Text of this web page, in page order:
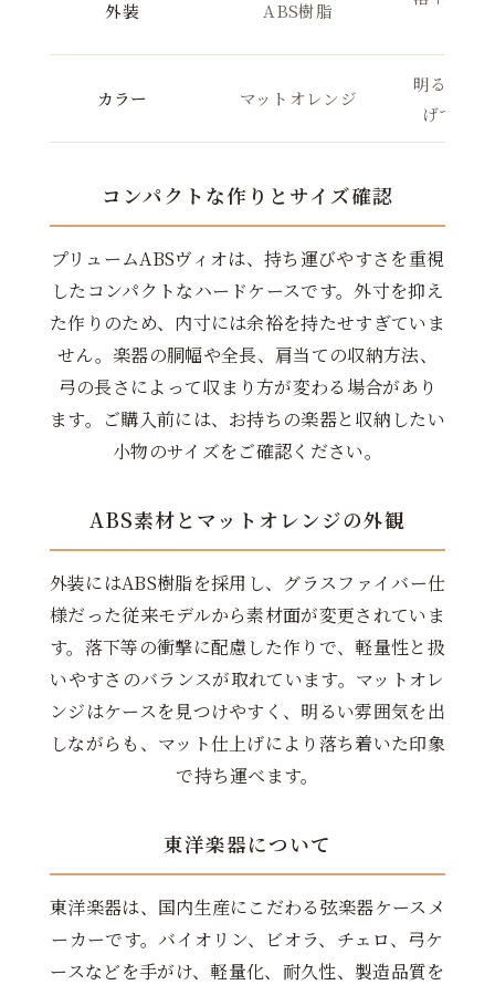
外装 ABS樹脂
カラー マットオレンジ
明るい印
げで派
コンパクトな作りとサイズ確認
プリュームABSヴィオは、持ち運びやすさを重視
したコンパクトなハードケースです。外寸を抑え
た作りのため、内寸には余裕を持たせすぎていま
せん。楽器の胴幅や全長、肩当ての収納方法、
弓の長さによって収まり方が変わる場合があり
ます。ご購入前には、お持ちの楽器と収納したい
小物のサイズをご確認ください。
ABS素材とマットオレンジの外観
外装にはABS樹脂を採用し、グラスファイバー仕
様だった従来モデルから素材面が変更されていま
す。落下等の衝撃に配慮した作りで、軽量性と扱
いやすさのバランスが取れています。マットオレ
ンジはケースを見つけやすく、明るい雰囲気を出
しながらも、マット仕上げにより落ち着いた印象
で持ち運べます。
東洋楽器について
東洋楽器は、国内生産にこだわる弦楽器ケースメ
ーカーです。バイオリン、ビオラ、チェロ、弓ケ
ースなどを手がけ、軽量化、耐久性、製造品質を